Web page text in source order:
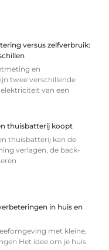
versus zelfverbruik:
en
twee verschillende
van een
thuisbatterij koopt
thuisbatterij kan de
verlagen, de back-
in huis en
met kleine,
Het idee om je huis